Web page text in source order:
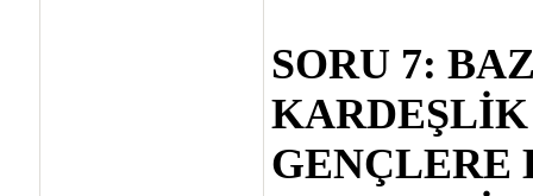
SORU 7:
KARDEŞLİK
GENÇLERE